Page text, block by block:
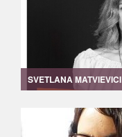
SVETLANA MATVIEVICI